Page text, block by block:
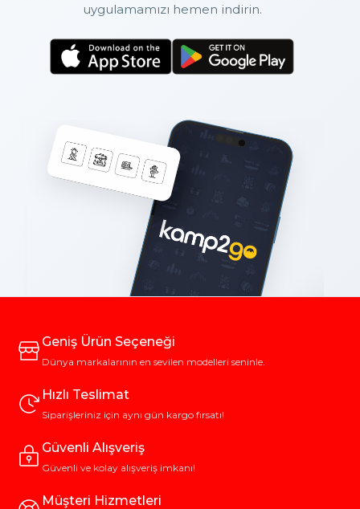
uygulamamızı hemen indirin.
Geniş Ürün Seçeneği
Dünya markalarının en sevilen modelleri seninle.
Hızlı Teslimat
Siparişleriniz için aynı gün kargo fırsatı!
Güvenli Alışveriş
Güvenli ve kolay alışveriş imkanı!
Müşteri Hizmetleri